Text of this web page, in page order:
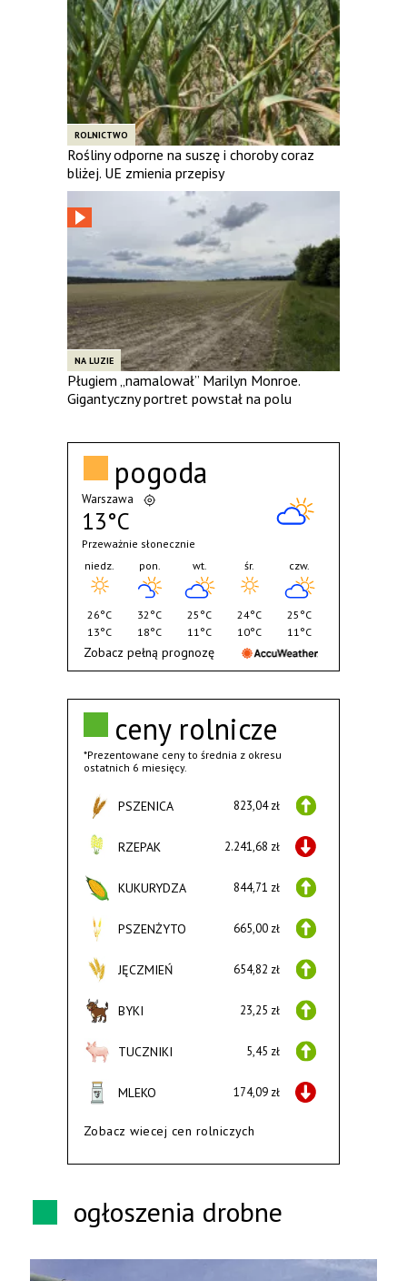
ROLNICTWO
Rośliny odporne na suszę i choroby coraz
bliżej. UE zmienia przepisy
NA LUZIE
Pługiem „namalował” Marilyn Monroe.
Gigantyczny portret powstał na polu
ceny rolnicze
*Prezentowane ceny to średnia z okresu
ostatnich 6 miesięcy.
PSZENICA 823,04 zł
RZEPAK 2.241,68 zł
KUKURYDZA 844,71 zł
PSZENŻYTO 665,00 zł
JĘCZMIEŃ 654,82 zł
BYKI 23,25 zł
TUCZNIKI 5,45 zł
MLEKO 174,09 zł
Zobacz wiecej cen rolniczych
pogoda
Warszawa
13°C
Przeważnie słonecznie
niedz.
26°C
13°C
pon.
32°C
18°C
wt.
25°C
11°C
śr.
24°C
10°C
czw.
25°C
11°C
Zobacz pełną prognozę
ogłoszenia drobne